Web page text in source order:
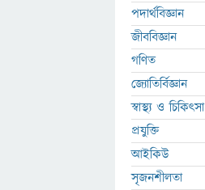
পদার্থবিজ্ঞান
জীববিজ্ঞান
গণিত
জ্যোতির্বিজ্ঞান
স্বাস্থ্য ও চিকিৎসা
প্রযুক্তি
আইকিউ
সৃজনশীলতা